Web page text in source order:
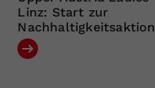
Linz: Start zur
Nachhaltigkeitsaktion